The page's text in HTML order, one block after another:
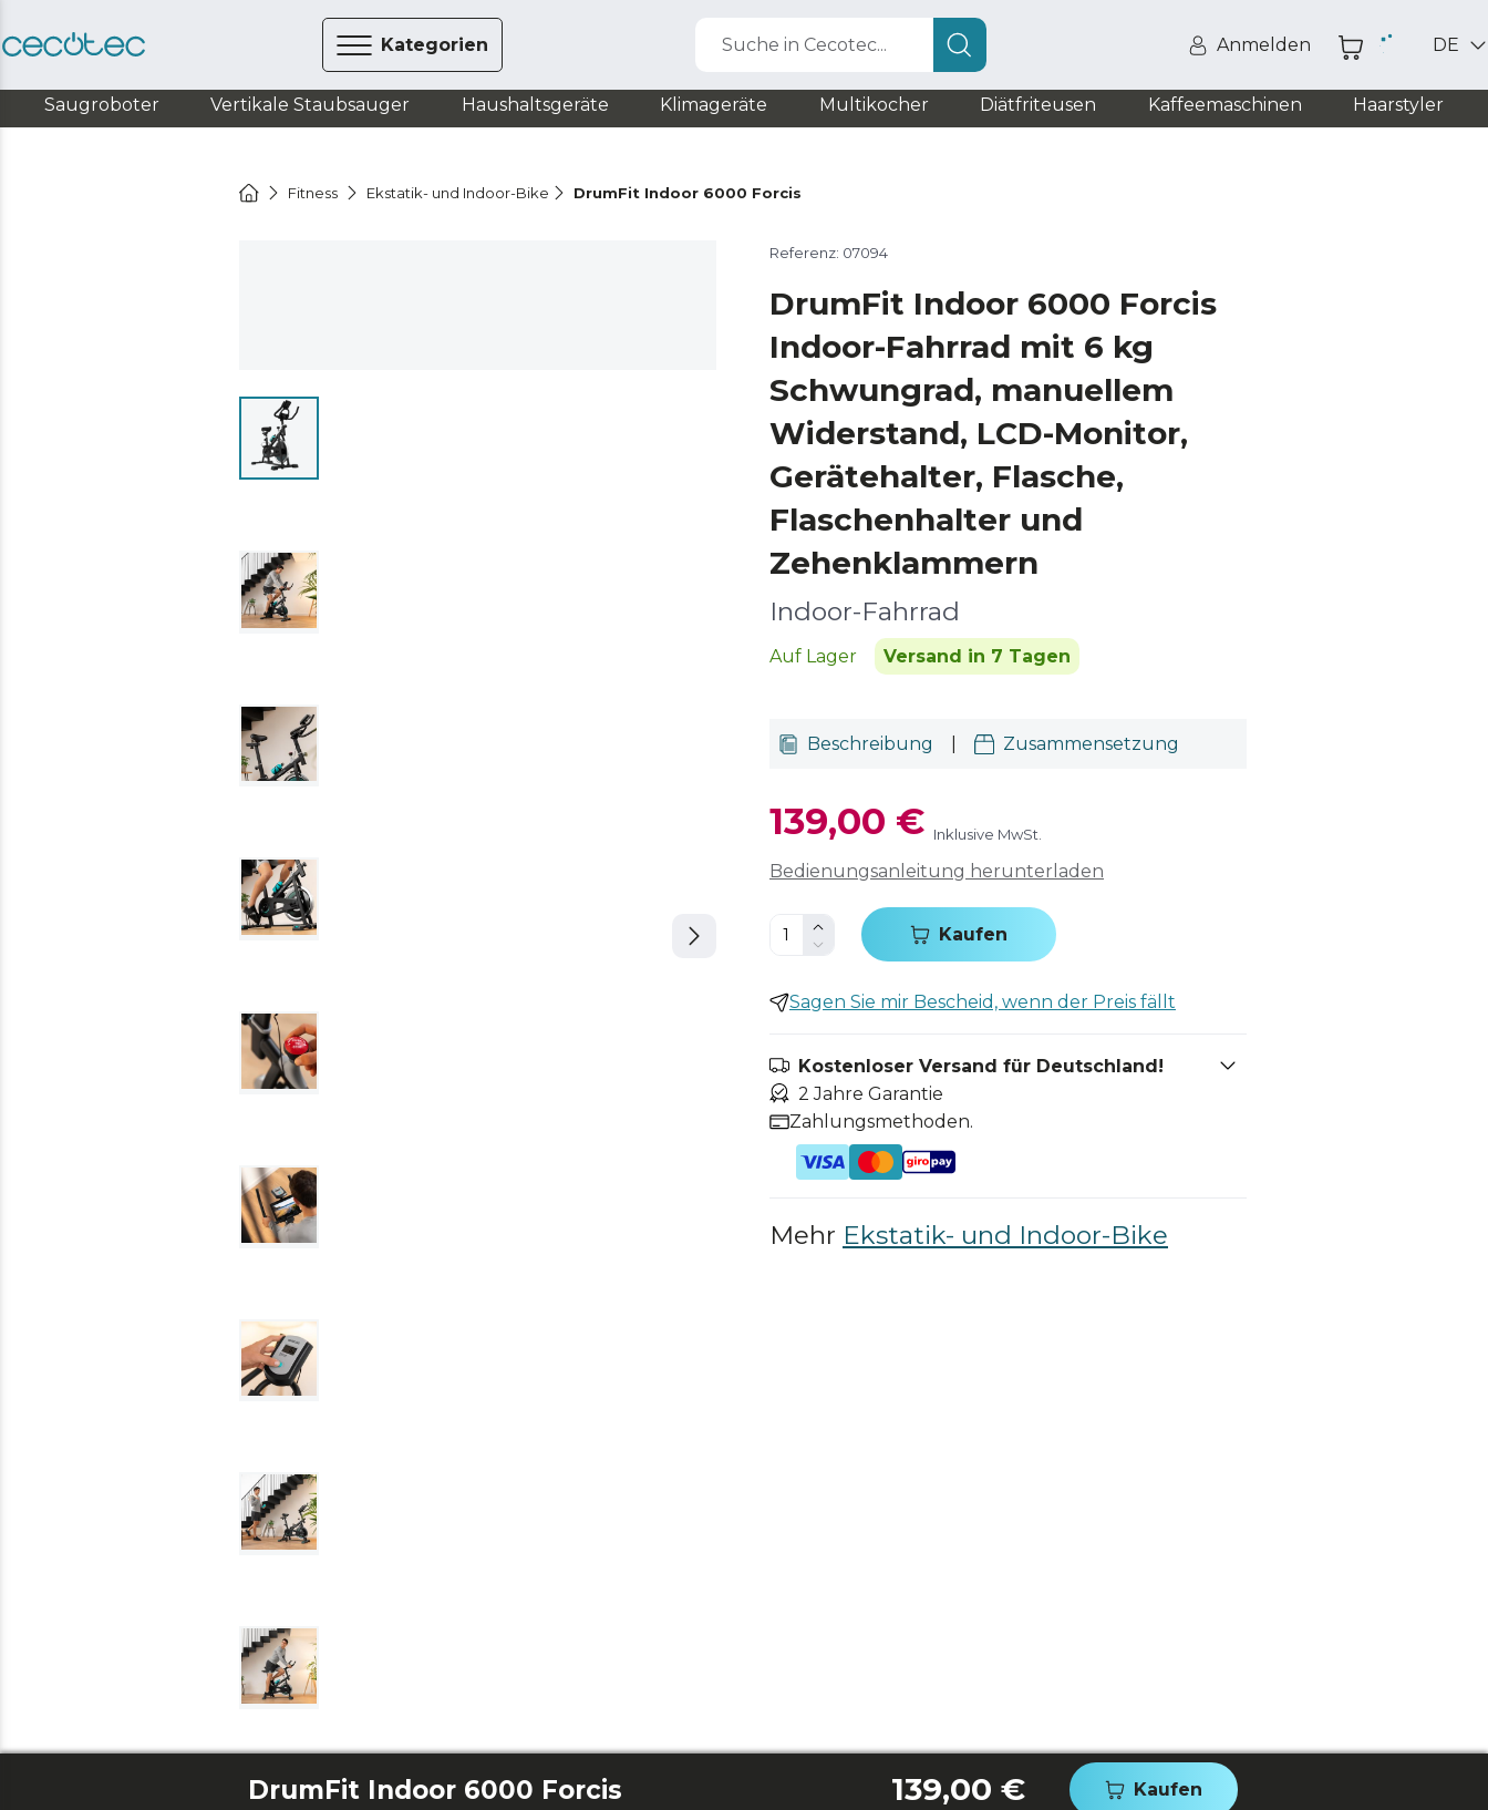
Kategorien Suche in Cecotec... Anmelden DE
Saugroboter Vertikale Staubsauger Haushaltsgeräte Klimageräte Multikocher Diätfriteusen Kaffeemaschinen Haarstyler
Fitness Ekstatik- und Indoor-Bike DrumFit Indoor 6000 Forcis
Referenz: 07094
DrumFit Indoor 6000 Forcis
Indoor-Fahrrad mit 6 kg
Schwungrad, manuellem
Widerstand, LCD-Monitor,
Gerätehalter, Flasche,
Flaschenhalter und
Zehenklammern
Indoor-Fahrrad
Auf Lager Versand in 7 Tagen
Beschreibung Zusammensetzung
139,00 € Inklusive MwSt.
Bedienungsanleitung herunterladen
Kaufen
Sagen Sie mir Bescheid, wenn der Preis fällt
Kostenloser Versand für Deutschland!
2 Jahre Garantie
Zahlungsmethoden.
Mehr Ekstatik- und Indoor-Bike
DrumFit Indoor 6000 Forcis 139,00 € Kaufen